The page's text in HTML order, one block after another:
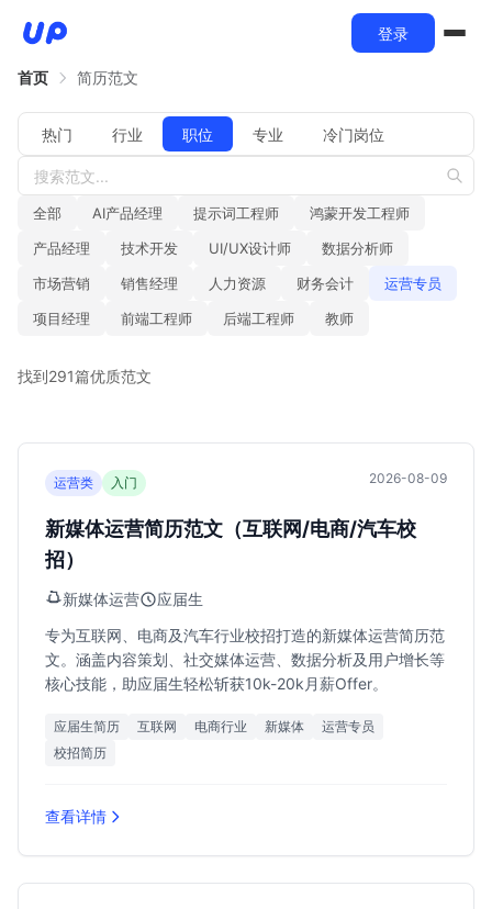
登录
首页 简历范文
热门 行业 职位 专业 冷门岗位
全部 AI产品经理 提示词工程师
鸿蒙开发工程师
产品经理
技术开发 UI/UX设计师
数据分析师
市场营销
销售经理 人力资源 财务会计
运营专员
项目经理
前端工程师 后端工程师 教师
找到291篇优质范文
运营类 入门 2026-08-09
新媒体运营简历范文（互联网/电商/汽车校
招）
新媒体运营
应届生
专为互联网、电商及汽车行业校招打造的新媒体运营简历范
文。涵盖内容策划、社交媒体运营、数据分析及用户增长等
核心技能，助应届生轻松斩获10k-20k月薪Offer。
应届生简历 互联网 电商行业 新媒体
运营专员
校招简历
查看详情